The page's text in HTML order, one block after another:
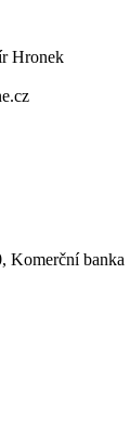
Hronek
Komerční banka